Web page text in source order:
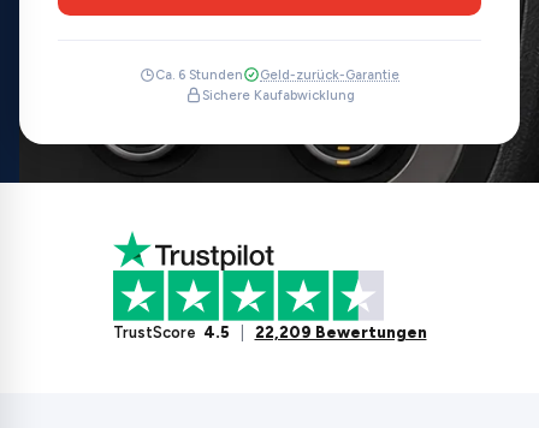
Ca. 6 Stunden
Geld-zurück-Garantie
Sichere Kaufabwicklung
TrustScore 4.5 22,209 Bewertungen